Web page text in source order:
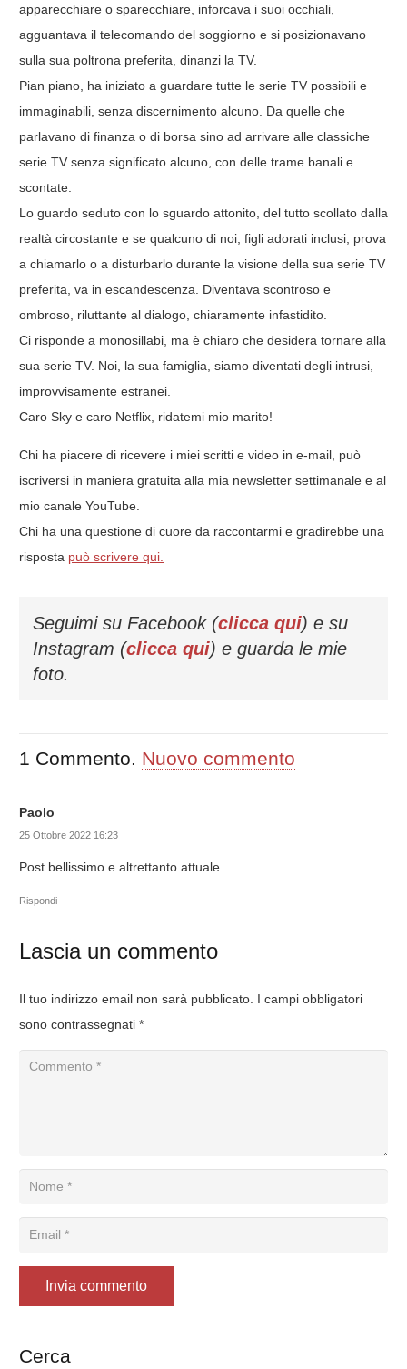
apparecchiare o sparecchiare, inforcava i suoi occhiali,
agguantava il telecomando del soggiorno e si posizionavano
sulla sua poltrona preferita, dinanzi la TV.
Pian piano, ha iniziato a guardare tutte le serie TV possibili e
immaginabili, senza discernimento alcuno. Da quelle che
parlavano di finanza o di borsa sino ad arrivare alle classiche
serie TV senza significato alcuno, con delle trame banali e
scontate.
Lo guardo seduto con lo sguardo attonito, del tutto scollato dalla
realtà circostante e se qualcuno di noi, figli adorati inclusi, prova
a chiamarlo o a disturbarlo durante la visione della sua serie TV
preferita, va in escandescenza. Diventava scontroso e
ombroso, riluttante al dialogo, chiaramente infastidito.
Ci risponde a monosillabi, ma è chiaro che desidera tornare alla
sua serie TV. Noi, la sua famiglia, siamo diventati degli intrusi,
improvvisamente estranei.
Caro Sky e caro Netflix, ridatemi mio marito!
Chi ha piacere di ricevere i miei scritti e video in e-mail, può
iscriversi in maniera gratuita alla mia newsletter settimanale e al
mio canale YouTube.
Chi ha una questione di cuore da raccontarmi e gradirebbe una
risposta può scrivere qui.
Seguimi su Facebook (clicca qui) e su
Instagram (clicca qui) e guarda le mie
foto.
1 Commento. Nuovo commento
Paolo
25 Ottobre 2022 16:23
Post bellissimo e altrettanto attuale
Rispondi
Lascia un commento
Il tuo indirizzo email non sarà pubblicato. I campi obbligatori
sono contrassegnati *
Invia commento
Cerca